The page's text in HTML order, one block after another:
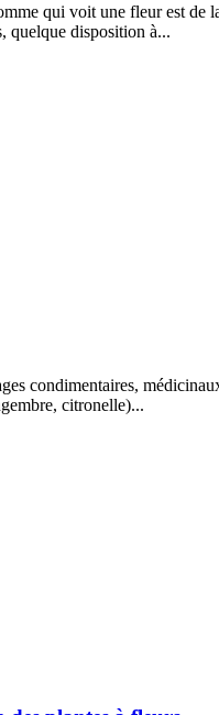
qui voit une fleur est
quelque disposition à...
condimentaires,
citronelle)...